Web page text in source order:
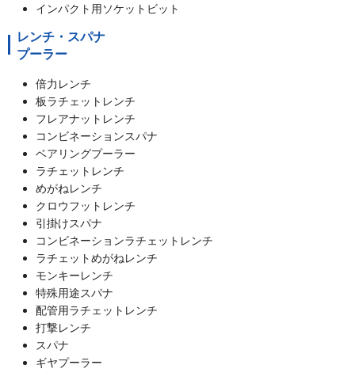
インパクト用ソケットビット
レンチ・スパナ
プーラー
倍力レンチ
板ラチェットレンチ
フレアナットレンチ
コンビネーションスパナ
ベアリングプーラー
ラチェットレンチ
めがねレンチ
クロウフットレンチ
引掛けスパナ
コンビネーションラチェットレンチ
ラチェットめがねレンチ
モンキーレンチ
特殊用途スパナ
配管用ラチェットレンチ
打撃レンチ
スパナ
ギヤプーラー